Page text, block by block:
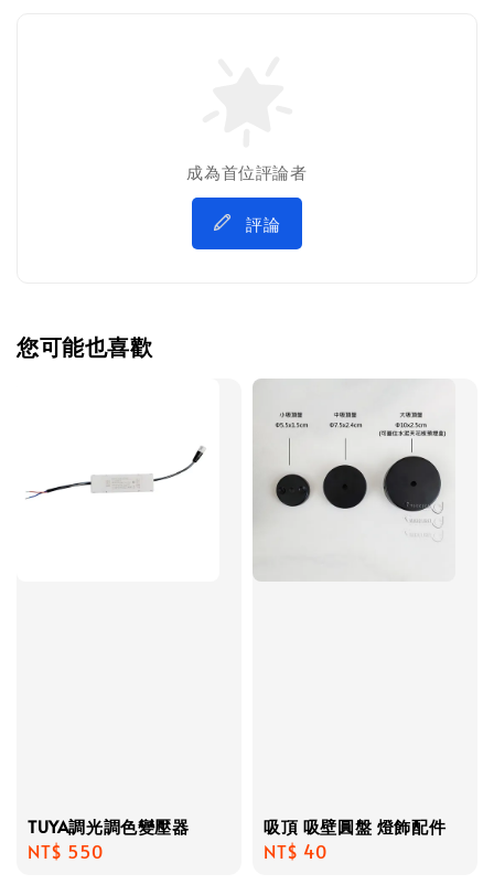
成為首位評論者
評論
您可能也喜歡
TUYA調光調色變壓器
Regular
NT$ 550
吸頂 吸壁圓盤 燈飾配件
Regular
NT$ 40